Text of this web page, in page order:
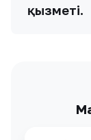
қызметі.